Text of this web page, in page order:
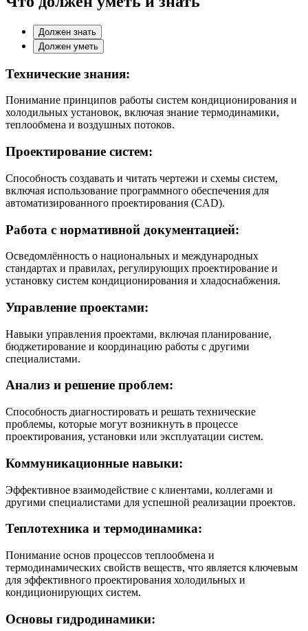
Должен знать
Должен уметь
Технические знания:
Понимание принципов работы систем кондиционирования и
холодильных установок, включая знание термодинамики,
теплообмена и воздушных потоков.
Проектирование систем:
Способность создавать и читать чертежи и схемы систем,
включая использование программного обеспечения для
автоматизированного проектирования (CAD).
Работа с нормативной документацией:
Осведомлённость о национальных и международных
стандартах и правилах, регулирующих проектирование и
установку систем кондиционирования и хладоснабжения.
Управление проектами:
Навыки управления проектами, включая планирование,
бюджетирование и координацию работы с другими
специалистами.
Анализ и решение проблем:
Способность диагностировать и решать технические
проблемы, которые могут возникнуть в процессе
проектирования, установки или эксплуатации систем.
Коммуникационные навыки:
Эффективное взаимодействие с клиентами, коллегами и
другими специалистами для успешной реализации проектов.
Теплотехника и термодинамика:
Понимание основ процессов теплообмена и
термодинамических свойств веществ, что является ключевым
для эффективного проектирования холодильных и
кондиционирующих систем.
Основы гидродинамики: